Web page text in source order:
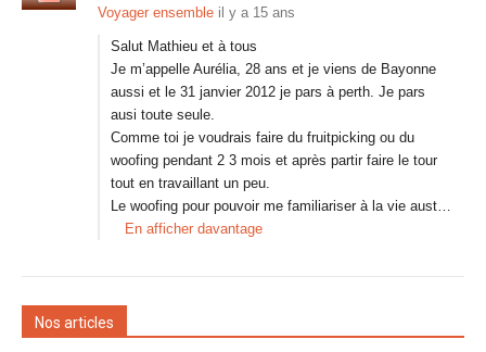
Voyager ensemble il y a 15 ans
Salut Mathieu et à tous
Je m’appelle Aurélia, 28 ans et je viens de Bayonne
aussi et le 31 janvier 2012 je pars à perth. Je pars
ausi toute seule.
Comme toi je voudrais faire du fruitpicking ou du
woofing pendant 2 3 mois et après partir faire le tour
tout en travaillant un peu.
Le woofing pour pouvoir me familiariser à la vie aust…
En afficher davantage
Nos articles